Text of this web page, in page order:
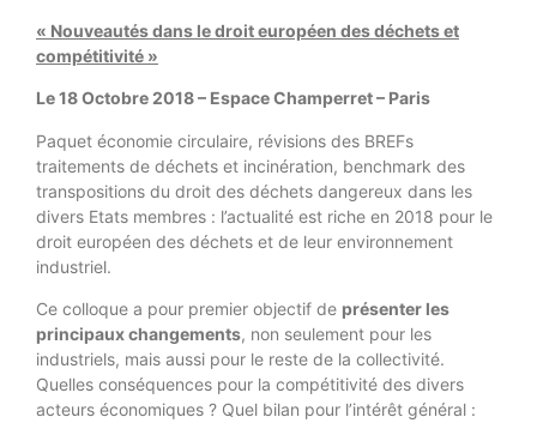
« Nouveautés dans le droit européen des déchets et
compétitivité »
Le 18 Octobre 2018 – Espace Champerret – Paris
Paquet économie circulaire, révisions des BREFs
traitements de déchets et incinération, benchmark des
transpositions du droit des déchets dangereux dans les
divers Etats membres : l’actualité est riche en 2018 pour le
droit européen des déchets et de leur environnement
industriel.
Ce colloque a pour premier objectif de présenter les
principaux changements, non seulement pour les
industriels, mais aussi pour le reste de la collectivité.
Quelles conséquences pour la compétitivité des divers
acteurs économiques ? Quel bilan pour l’intérêt général :